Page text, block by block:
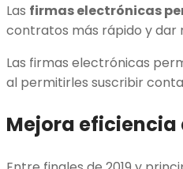
Las firmas electrónicas
contratos más rápido y dar
Las firmas electrónicas
al permitirles suscribir
Mejora eficiencia